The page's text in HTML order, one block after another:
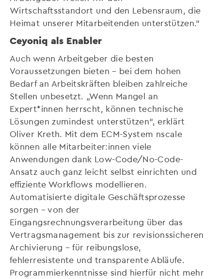
Wirtschaftsstandort und den Lebensraum, die
Heimat unserer Mitarbeitenden unterstützen.“
Ceyoniq als Enabler
Auch wenn Arbeitgeber die besten
Voraussetzungen bieten – bei dem hohen
Bedarf an Arbeitskräften bleiben zahlreiche
Stellen unbesetzt. „Wenn Mangel an
Expert*innen herrscht, können technische
Lösungen zumindest unterstützen“, erklärt
Oliver Kreth. Mit dem ECM-System nscale
können alle Mitarbeiter:innen viele
Anwendungen dank Low-Code/No-Code-
Ansatz auch ganz leicht selbst einrichten und
effiziente Workflows modellieren.
Automatisierte digitale Geschäftsprozesse
sorgen – von der
Eingangsrechnungsverarbeitung über das
Vertragsmanagement bis zur revisionssicheren
Archivierung – für reibungslose,
fehlerresistente und transparente Abläufe.
Programmierkenntnisse sind hierfür nicht mehr